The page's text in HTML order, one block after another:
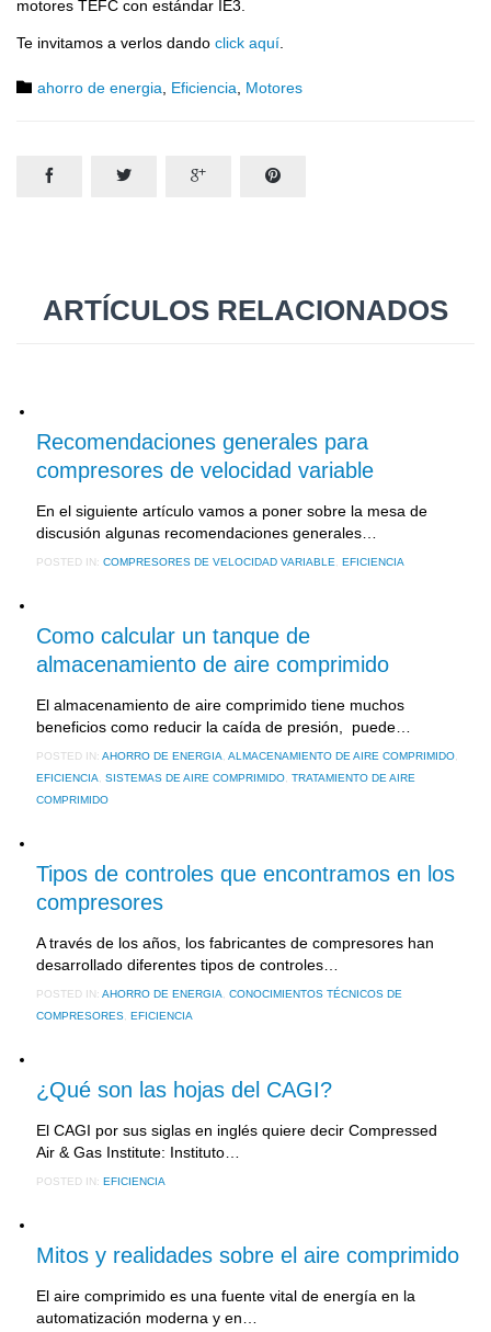
motores TEFC con estándar IE3.
Te invitamos a verlos dando click aquí
 Category
ahorro de energia Eficiencia Motores
   
ARTÍCULOS RELACIONADOS
Recomendaciones generales para
compresores de velocidad variable
En el siguiente artículo vamos a poner sobre la mesa de
discusión algunas recomendaciones generales…
POSTED IN:COMPRESORES DE VELOCIDAD VARIABLE ,EFICIENCIA
Como calcular un tanque de
almacenamiento de aire comprimido
El almacenamiento de aire comprimido tiene muchos
beneficios como reducir la caída de presión, puede…
POSTED IN:AHORRO DE ENERGIA ,ALMACENAMIENTO DE AIRE COMPRIMIDO
EFICIENCIA
,SISTEMAS DE AIRE COMPRIMIDO ,TRATAMIENTO DE AIRE
COMPRIMIDO
Tipos de controles que encontramos en los
compresores
A través de los años, los fabricantes de compresores han
desarrollado diferentes tipos de controles…
POSTED IN:AHORRO DE ENERGIA ,CONOCIMIENTOS TÉCNICOS DE
COMPRESORES ,EFICIENCIA
¿Qué son las hojas del CAGI?
El CAGI por sus siglas en inglés quiere decir Compressed
Air & Gas Institute: Instituto…
POSTED IN:EFICIENCIA
Mitos y realidades sobre el aire comprimido
El aire comprimido es una fuente vital de energía en la
automatización moderna y en…